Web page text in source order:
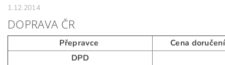
1.12.2014
DOPRAVA ČR
Přepravce
Cena doručení
DPD